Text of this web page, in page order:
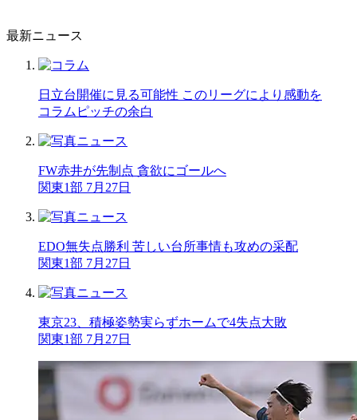
最新ニュース
日立台開催に見る可能性 このリーグにより感動を
コラム ピッチの余白
FW赤井が先制点 貪欲にゴールへ
関東1部 7月27日
EDO無失点勝利 苦しい台所事情も攻めの采配
関東1部 7月27日
東京23、積極姿勢実らずホームで4失点大敗
関東1部 7月27日